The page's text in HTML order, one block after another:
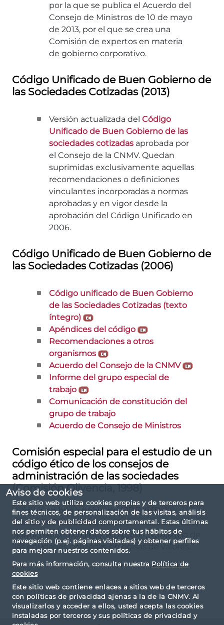
Aviso de cookies
Este sitio web utiliza cookies propias y de terceros para
fines técnicos, de personalización de las visitas, análisis
del sitio y de publicidad comportamental. Estas últimas
nos permiten obtener datos sobre tus hábitos de
navegación (p.ej. páginas visitadas) y obtener perfiles
para mejorar nuestros contenidos.
Para más información, consulta nuestra Política de
cookies
Este sitio web contiene enlaces a sitios web de terceros
con políticas de privacidad ajenas a la de la CNMV. Al
visualizarlos y acceder a ellos, usted acepta las cookies
instaladas por terceros y sus políticas de privacidad y
por la que se publica el Acuerdo del
Consejo de Ministros de 10 de mayo
de 2013, por el que se crea una
Comisión de expertos en materia
de gobierno corporativo.
Código Unificado de Buen Gobierno de
las Sociedades Cotizadas (2013)
Versión actualizada del Código
Unificado de Buen Gobierno de las
sociedades cotizadas aprobada por
el Consejo de la CNMV. Quedan
suprimidas exclusivamente aquellas
recomendaciones o definiciones
vinculantes incorporadas a normas
aprobadas y en vigor desde la
aprobación del Código Unificado en
2006.
Código Unificado de Buen Gobierno de
las Sociedades Cotizadas (2006)
Código unificado de Buen Gobierno
de las Sociedades Cotizadas (texto
íntegro)
Apéndices del código
Recomendaciones a otros
organismos
Acuerdo del Consejo de la CNMV
Informe del grupo especial de
trabajo
Comunicación de constitución del
grupo de trabajo
Acuerdo de Consejo de Ministros
Comisión especial para el estudio de un
código ético de los consejos de
administración de las sociedades
(Comisión Olivencia, 1998)
Código de buen gobierno (PDF ) (HTML)
Carta del Presidente , de 30 de Marzo de 2000,
sobre modelo de informe sobre el gobierno de
las entidades cotizadas en bolsas de valores.